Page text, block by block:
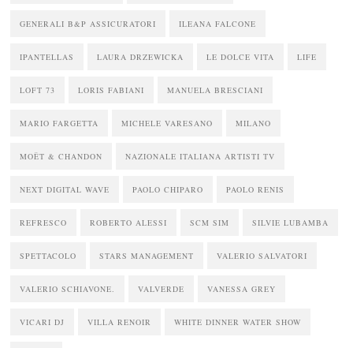
GENERALI B&P ASSICURATORI ILEANA FALCONE
IPANTELLAS LAURA DRZEWICKA LE DOLCE VITA LIFE
LOFT 73 LORIS FABIANI MANUELA BRESCIANI
MARIO FARGETTA MICHELE VARESANO MILANO
MOËT & CHANDON NAZIONALE ITALIANA ARTISTI TV
NEXT DIGITAL WAVE PAOLO CHIPARO PAOLO RENIS
REFRESCO ROBERTO ALESSI SCM SIM SILVIE LUBAMBA
SPETTACOLO STARS MANAGEMENT VALERIO SALVATORI
VALERIO SCHIAVONE. VALVERDE VANESSA GREY
VICARI DJ VILLA RENOIR WHITE DINNER WATER SHOW